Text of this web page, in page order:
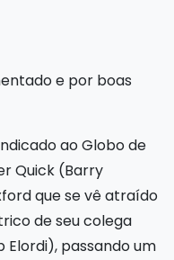
e por boas
ao Globo de
Quick (Barry
que se vê atraído
de seu colega
passando um